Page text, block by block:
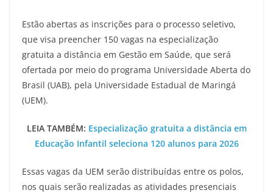
Estão abertas as inscrições para o processo seletivo,
que visa preencher 150 vagas na especialização
gratuita a distância em Gestão em Saúde, que será
ofertada por meio do programa Universidade Aberta do
Brasil (UAB), pela Universidade Estadual de Maringá
(UEM).
LEIA TAMBÉM: Especialização gratuita a distância em
Educação Infantil seleciona 120 alunos para 2026
Essas vagas da UEM serão distribuídas entre os polos,
nos quais serão realizadas as atividades presenciais